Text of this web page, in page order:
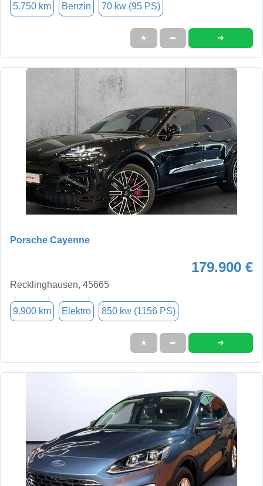
5.750 km Benzin 70 kw (95 PS)
★ ➦ ➜
Porsche Cayenne
179.900 €
Recklinghausen, 45665
9.900 km Elektro 850 kw (1156 PS)
★ ➦ ➜